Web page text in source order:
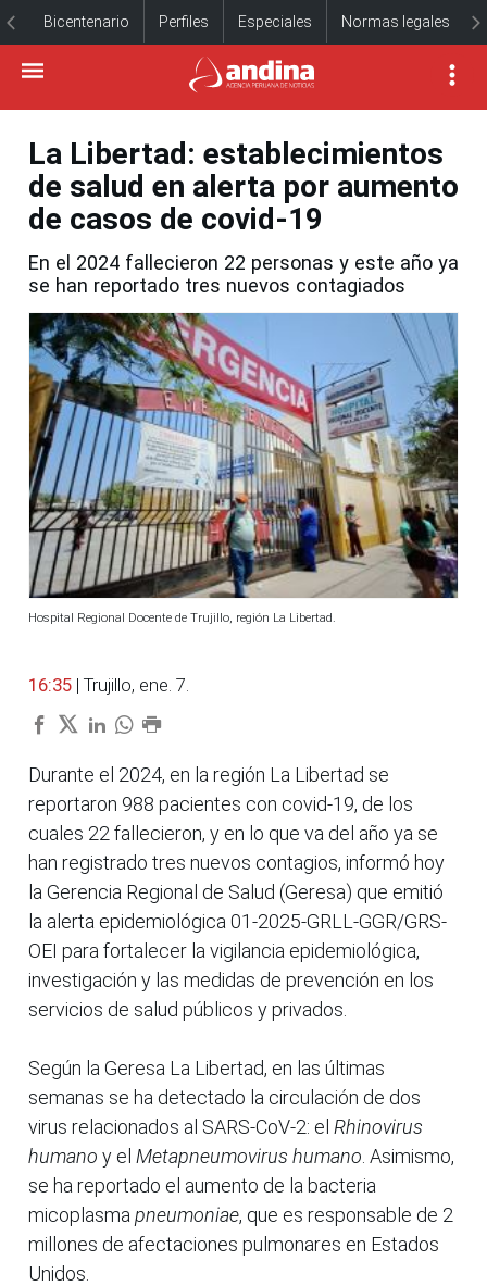
Bicentenario Perfiles Especiales Normas legales
La Libertad: establecimientos
de salud en alerta por aumento
de casos de covid-19
En el 2024 fallecieron 22 personas y este año ya
se han reportado tres nuevos contagiados
Hospital Regional Docente de Trujillo, región La Libertad.
16:35 | Trujillo, ene. 7.
Durante el 2024, en la región La Libertad se
reportaron 988 pacientes con covid-19, de los
cuales 22 fallecieron, y en lo que va del año ya se
han registrado tres nuevos contagios, informó hoy
la Gerencia Regional de Salud (Geresa) que emitió
la alerta epidemiológica 01-2025-GRLL-GGR/GRS-
OEI para fortalecer la vigilancia epidemiológica,
investigación y las medidas de prevención en los
servicios de salud públicos y privados.
Según la Geresa La Libertad, en las últimas
semanas se ha detectado la circulación de dos
virus relacionados al SARS-CoV-2: el Rhinovirus
humano y el Metapneumovirus humano . Asimismo,
se ha reportado el aumento de la bacteria
micoplasma pneumoniae, que es responsable de 2
millones de afectaciones pulmonares en Estados
Unidos.